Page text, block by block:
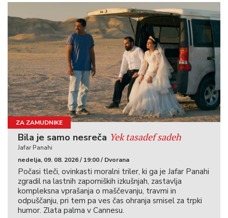
ZA ZAMUDNIKE
Bila je samo nesreča Yek tasadef sadeh
Jafar Panahi
nedelja, 09. 08. 2026 / 19:00 / Dvorana
Počasi tleči, ovinkasti moralni triler, ki ga je Jafar Panahi
zgradil na lastnih zaporniških izkušnjah, zastavlja
kompleksna vprašanja o maščevanju, travmi in
odpuščanju, pri tem pa ves čas ohranja smisel za trpki
humor. Zlata palma v Cannesu.